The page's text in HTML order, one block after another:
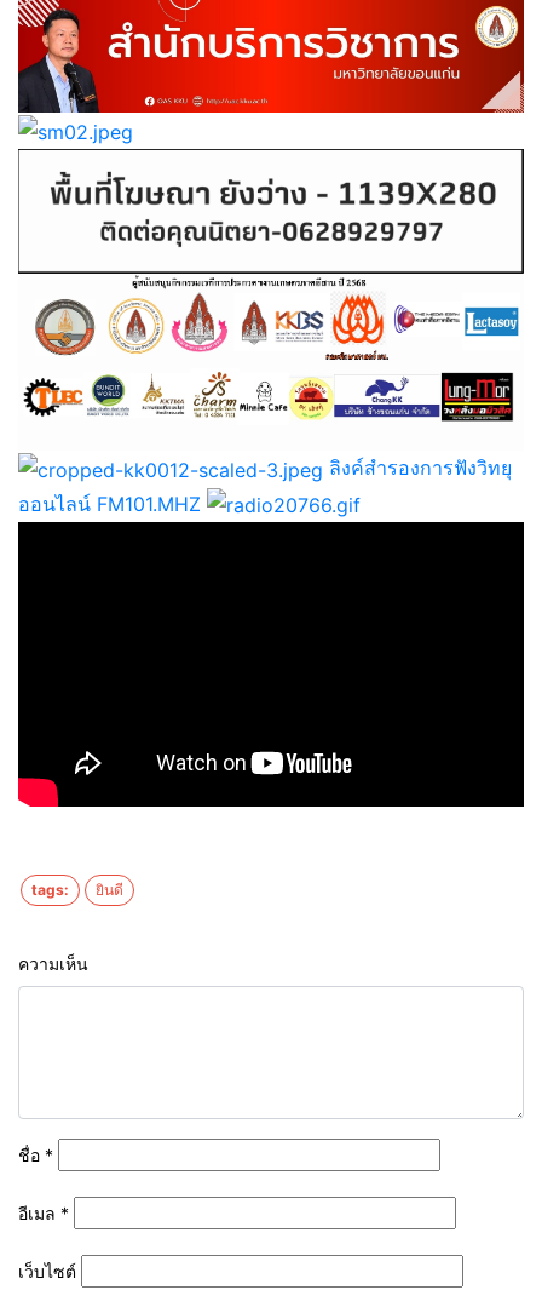
ลิงค์สำรองการฟังวิทยุ
ออนไลน์ FM101.MHZ
tags: ยินดี
ความเห็น
ชื่อ *
อีเมล *
เว็บไซต์